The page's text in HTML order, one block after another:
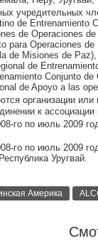
учредительных
de Entrenamiento
de Operaciones de
para Operaciones
de Misiones de
de
Conjunto
de Apoyo a las
организации
к
го по июль 2009
го по июль 2009
Уругвай.
Америка